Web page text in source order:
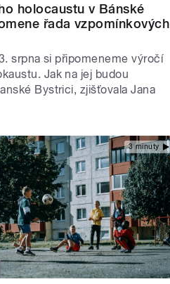
holocaustu v Bánské
řada vzpomínkových
srpna si připomeneme výročí
Jak na jej budou
Bystrici, zjišťovala Jana
3 minuty